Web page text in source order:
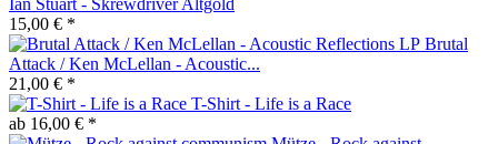
15,00 € *
Brutal
Attack / Ken McLellan - Acoustic...
21,00 € *
T-Shirt - Life is a Race
ab 16,00 € *